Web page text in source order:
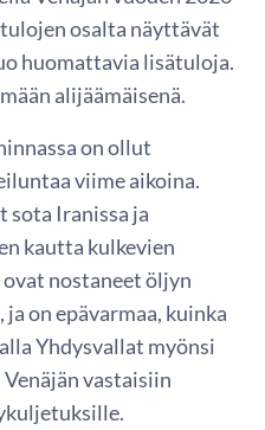
osalta näyttävät
huomattavia lisätuloja.
alijäämäisenä.
on ollut
viime aikoina.
sota Iranissa ja
kautta kulkevien
nostaneet öljyn
on epävarmaa, kuinka
Yhdysvallat myönsi
vastaisiin